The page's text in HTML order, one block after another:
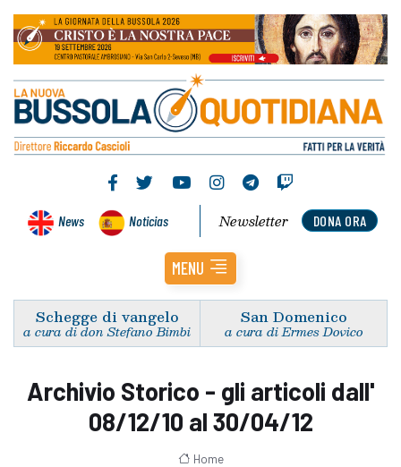
News Noticias DONA ORA
Newsletter
MENU
Schegge di vangelo
a cura di don Stefano Bimbi
San Domenico
a cura di Ermes Dovico
Archivio Storico - gli articoli dall'
08/12/10 al 30/04/12
Home